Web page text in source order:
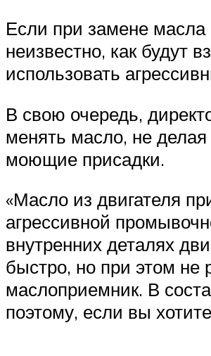
Если при замене масла
неизвестно, как будут
использовать
В свою очередь,
менять масло, не
моющие присадки.
«Масло из двигателя
агрессивной
внутренних деталях
быстро, но при этом не
маслоприемник. В
поэтому, если вы